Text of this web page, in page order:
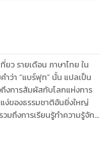
ว รายเดือน ภาษาไทย ใน
ำว่า “แบร์ฟุท” นั้น แปลเป็น
ถึงการสัมผัสกับโลกแห่งการ
แง่ของธรรมชาติอันยิ่งใหญ่
มถึงการเรียนรู้ทำความรู้จัก
มายถึง ความสะดวกสบาย